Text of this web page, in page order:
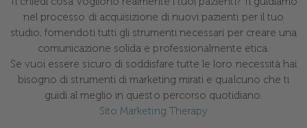
nel processo di acquisizione di nuovi pazienti per il tuo
studio, fornendoti tutti gli strumenti necessari per creare una
comunicazione solida e professionalmente etica.
Se vuoi essere sicuro di soddisfare tutte le loro necessità hai
bisogno di strumenti di marketing mirati e qualcuno che ti
guidi al meglio in questo percorso quotidiano.
Sito Marketing Therapy